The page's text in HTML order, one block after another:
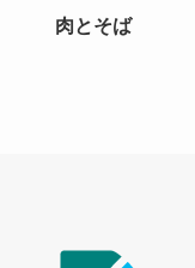
肉とそば